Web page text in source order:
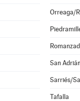
Orreaga/
San Adrián
Sarriés/
Tafalla